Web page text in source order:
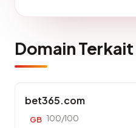
Domain Terkait
bet365.com
GB 100/100